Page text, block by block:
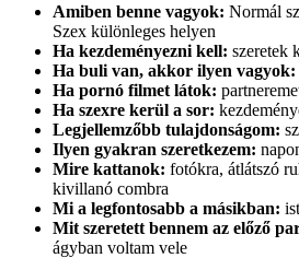
Amiben benne vagyok: Normál
Szex különleges helyen
Ha kezdeményezni kell: szeretek
Ha buli van, akkor ilyen vagyok:
Ha pornó filmet látok:
Ha szexre kerül a sor:
Legjellemzőbb tulajdonságom:
Ilyen gyakran szeretkezem:
Mire kattanok: fotókra, átlátszó
kivillanó combra
Mi a legfontosabb a másikban:
Mit szeretett bennem az előző
ágyban voltam vele